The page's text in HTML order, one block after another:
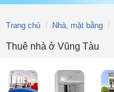
Trang chủ Nhà, mặt bằng
Thuê nhà ở Vũng Tàu